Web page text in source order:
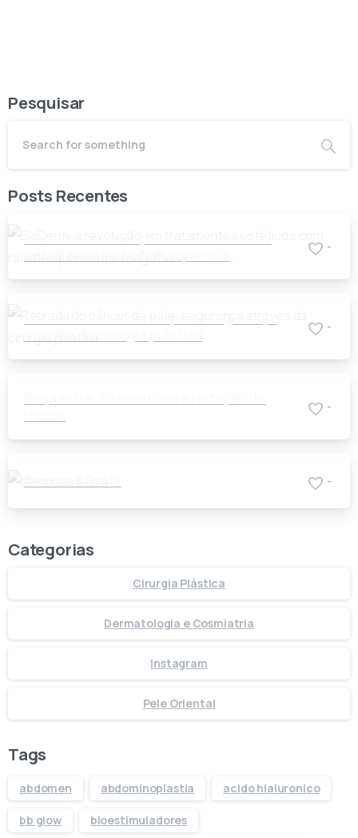
Pesquisar
Posts Recentes
-
-
-
-
Categorias
Cirurgia Plástica
Dermatologia e Cosmiatria
Instagram
Pele Oriental
Tags
abdomen abdominoplastia acido hialuronico
bb glow bioestimuladores